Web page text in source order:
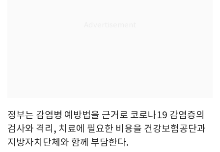
정부는 감염병 예방법을 근거로 코로나19 감염증의
검사와 격리, 치료에 필요한 비용을 건강보험공단과
지방자치단체와 함께 부담한다.